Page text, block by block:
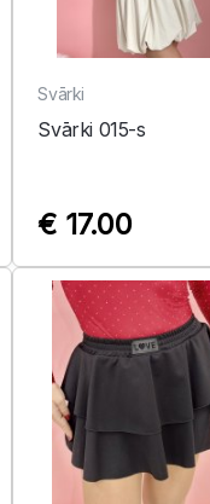
Svārki
Svārki 015-s
€ 17.00